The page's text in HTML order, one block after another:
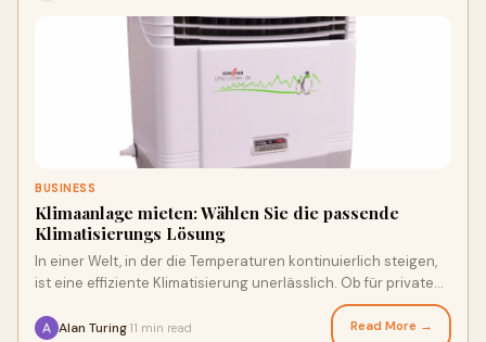
BUSINESS
Klimaanlage mieten: Wählen Sie die passende
Klimatisierungs Lösung
In einer Welt, in der die Temperaturen kontinuierlich steigen,
ist eine effiziente Klimatisierung unerlässlich. Ob für private
Alan Turing 11 min read Read More →